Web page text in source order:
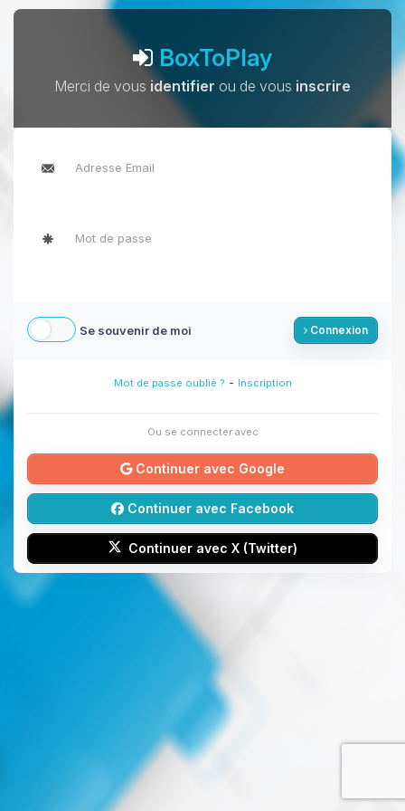
BoxToPlay
Merci de vous identifier ou de vous inscrire
Se souvenir de moi Connexion
Mot de passe oublié ? - Inscription
Ou se connecter avec
Continuer avec Google
Continuer avec Facebook
Continuer avec X (Twitter)